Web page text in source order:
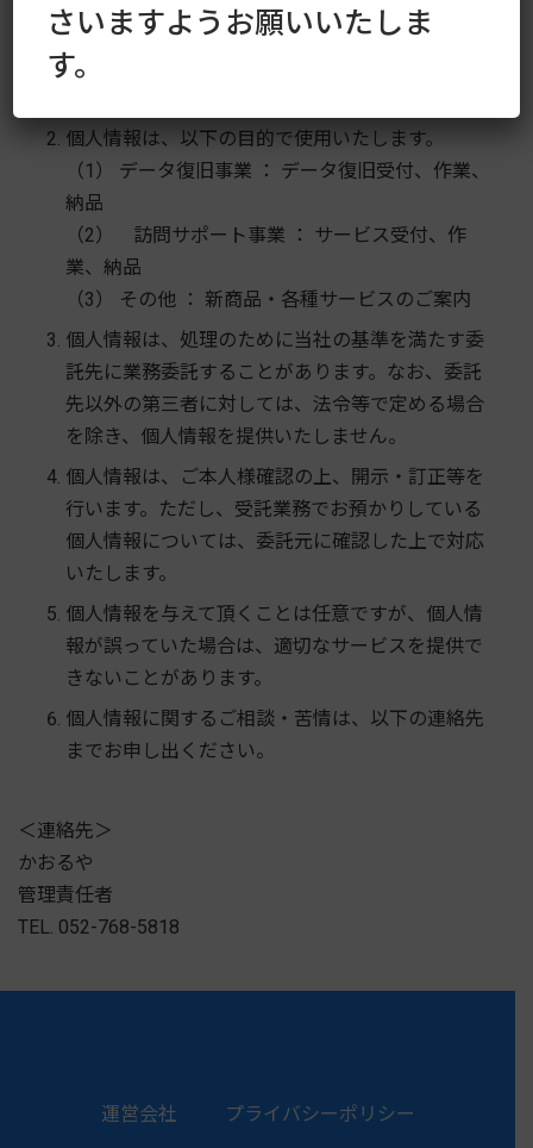
個人情報は、当社の個人情報保護マニュアルや内
個人情報は、以下の目的で使用いたします。
（1） データ復旧事業 ： データ復旧受付、作業、
納品
（2） 訪問サポート事業 ： サービス受付、作
業、納品
（3） その他 ： 新商品・各種サービスのご案内
個人情報は、処理のために当社の基準を満たす委
託先に業務委託することがあります。なお、委託
先以外の第三者に対しては、法令等で定める場合
を除き、個人情報を提供いたしません。
個人情報は、ご本人様確認の上、開示・訂正等を
行います。ただし、受託業務でお預かりしている
個人情報については、委託元に確認した上で対応
いたします。
個人情報を与えて頂くことは任意ですが、個人情
報が誤っていた場合は、適切なサービスを提供で
きないことがあります。
個人情報に関するご相談・苦情は、以下の連絡先
までお申し出ください。
＜連絡先＞
かおるや
管理責任者
TEL. 052-768-5818
運営会社 プライバシーポリシー
さいますようお願いいたしま
す。